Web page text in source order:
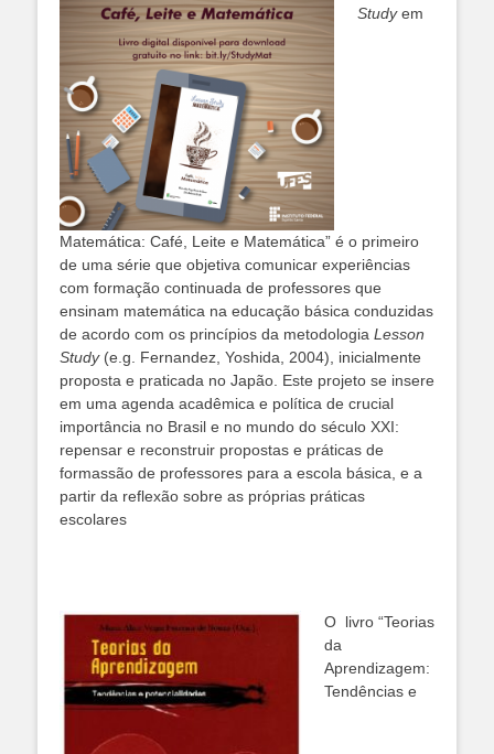
Studyem
Matemática: Café, Leite e Matemática” é o primeiro
de uma série que objetiva comunicar experiências
com formação continuada de professores que
ensinam matemática na educação básica conduzidas
de acordo com os princípios da metodologia Lesson
Study(e.g. Fernandez, Yoshida, 2004), inicialmente
proposta e praticada no Japão. Este projeto se insere
em uma agenda acadêmica e política de crucial
importância no Brasil e no mundo do século XXI:
repensar e reconstruir propostas e práticas de
formassão de professores para a escola básica, e a
partir da reflexão sobre as próprias práticas
escolares
O livro “Teorias
da
Aprendizagem:
Tendências e